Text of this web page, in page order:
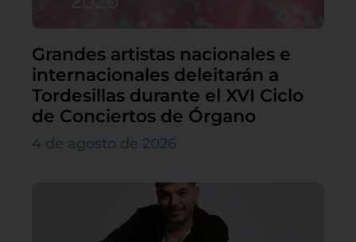
Grandes artistas nacionales e
internacionales deleitarán a
Tordesillas durante el XVI Ciclo
de Conciertos de Órgano
4 de agosto de 2026